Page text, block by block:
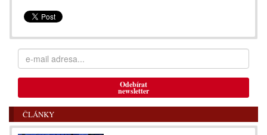
Odebírat
newsletter
ČLÁNKY